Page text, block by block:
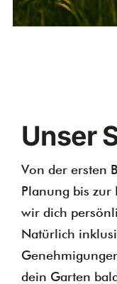
Unser
Von der ersten
Planung bis
wir dich
Natürlich
dein Garten